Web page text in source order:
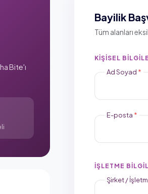
Bite'ı
Bayilik
Tüm alanları
KIŞISEL
Ad Soyad *
E-posta *
İŞLETME
Şirket /